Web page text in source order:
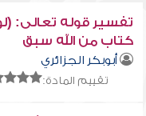
تفسير قوله تعالى:
كتاب من الله سبق
لمسكم فيما أخذتم
عذاب عظيم)
أبوبكر الجزائري
تقييم المادة: